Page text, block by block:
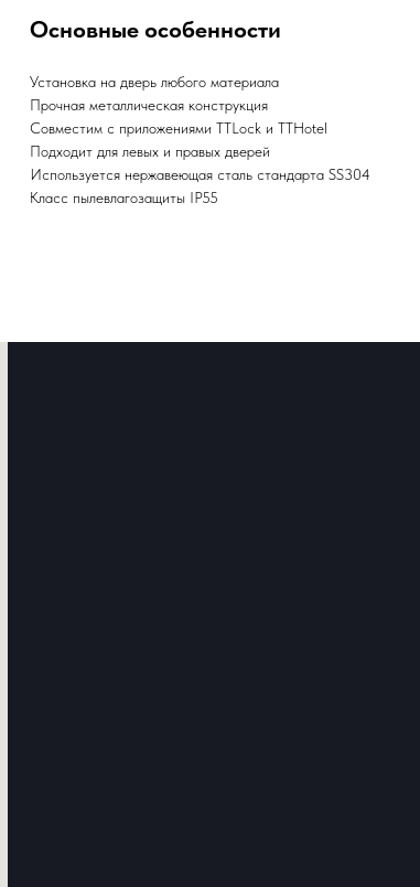
Основные особенности
Установка на дверь любого материала
Прочная металлическая конструкция
Совместим с приложениями TTLock и TTHotel
Подходит для левых и правых дверей
Используется нержавеющая сталь стандарта SS304
Класс пылевлагозащиты IP55